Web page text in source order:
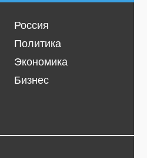
Россия
Политика
Экономика
Бизнес